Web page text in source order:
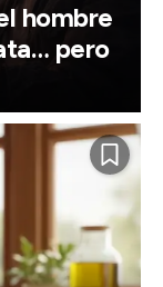
hombre
pero